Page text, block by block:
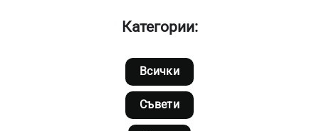
Категории:
Всички
Съвети